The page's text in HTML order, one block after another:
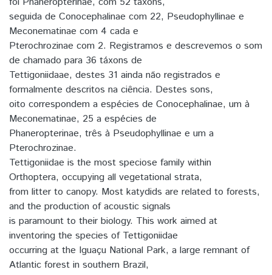
seguida de Conocephalinae com 22, Pseudophyllinae e
Meconematinae com 4 cada e
Pterochrozinae com 2. Registramos e descrevemos o som
de chamado para 36 táxons de
Tettigoniidaae, destes 31 ainda não registrados e
formalmente descritos na ciência. Destes sons,
oito correspondem a espécies de Conocephalinae, um à
Meconematinae, 25 a espécies de
Phaneropterinae, três à Pseudophyllinae e um a
Pterochrozinae.
Tettigoniidae is the most speciose family within
Orthoptera, occupying all vegetational strata,
from litter to canopy. Most katydids are related to forests,
and the production of acoustic signals
is paramount to their biology. This work aimed at
inventoring the species of Tettigoniidae
occurring at the Iguaçu National Park, a large remnant of
Atlantic forest in southern Brazil,